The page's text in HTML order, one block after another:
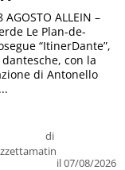
di
il 07/08/2026
AGOSTO ALLEIN –
Le Plan-de-
“ItinerDante”,
con la
di Antonello